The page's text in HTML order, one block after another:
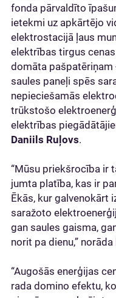
fonda pārvaldīto
ietekmi uz apkārtējo
elektrostacijā ļaus
elektrības tirgus
domāta pašpatēriņam
saules paneļi spēs
nepieciešamās
trūkstošo
elektrības
Daniils Ruļovs.
“Mūsu priekšrocība ir
jumta platība, kas ir
Ēkās, kur galvenokārt
saražoto
gan saules gaisma,
norit pa dienu,” norāda
“Augošās enerģijas
rada domino efektu,